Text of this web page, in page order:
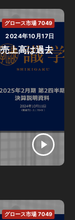
グロース市場 7049
2024年10月17日
上高は過去
グロース市場 7049